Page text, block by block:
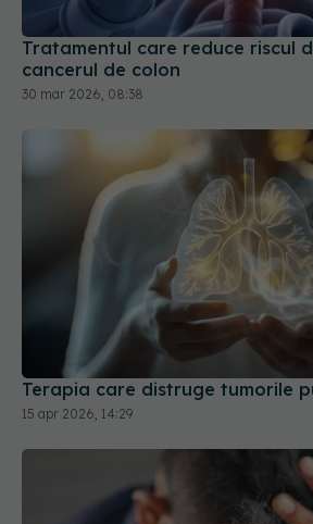
Tratamentul care reduce riscul
cancerul de colon
30 mar 2026, 08:38
Terapia care distruge tumorile
15 apr 2026, 14:29